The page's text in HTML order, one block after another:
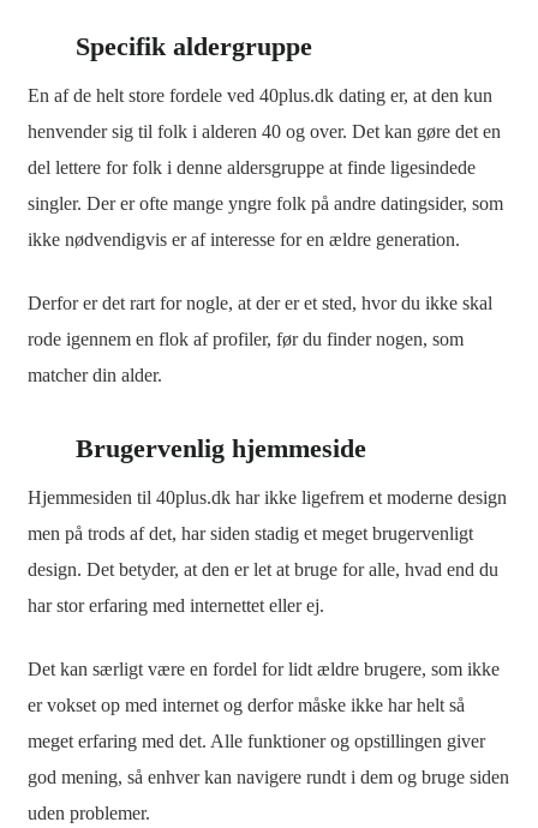
Specifik aldergruppe
En af de helt store fordele ved 40plus.dk dating er, at den kun
henvender sig til folk i alderen 40 og over. Det kan gøre det en
del lettere for folk i denne aldersgruppe at finde ligesindede
singler. Der er ofte mange yngre folk på andre datingsider, som
ikke nødvendigvis er af interesse for en ældre generation.
Derfor er det rart for nogle, at der er et sted, hvor du ikke skal
rode igennem en flok af profiler, før du finder nogen, som
matcher din alder.
Brugervenlig hjemmeside
Hjemmesiden til 40plus.dk har ikke ligefrem et moderne design
men på trods af det, har siden stadig et meget brugervenligt
design. Det betyder, at den er let at bruge for alle, hvad end du
har stor erfaring med internettet eller ej.
Det kan særligt være en fordel for lidt ældre brugere, som ikke
er vokset op med internet og derfor måske ikke har helt så
meget erfaring med det. Alle funktioner og opstillingen giver
god mening, så enhver kan navigere rundt i dem og bruge siden
uden problemer.